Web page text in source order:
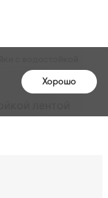
Хорошо